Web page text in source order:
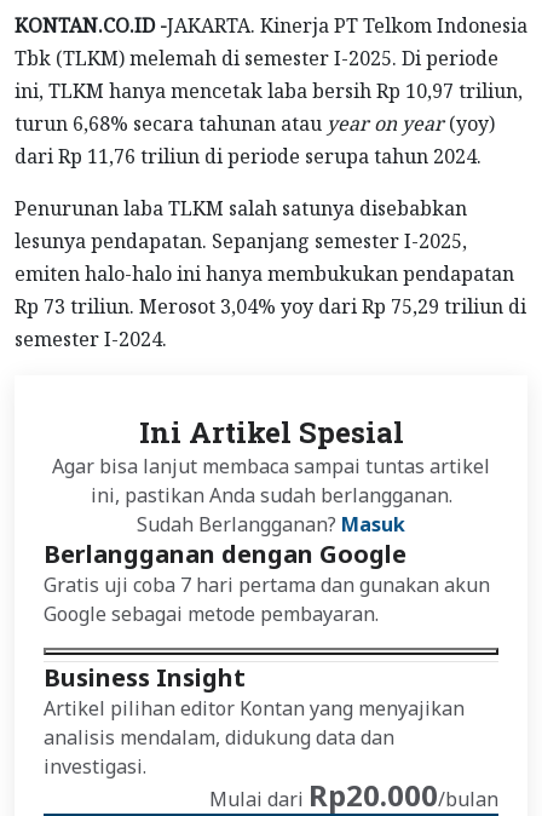
KONTAN.CO.ID -JAKARTA. Kinerja PT Telkom Indonesia
Tbk (TLKM) melemah di semester I-2025. Di periode
ini, TLKM hanya mencetak laba bersih Rp 10,97 triliun,
turun 6,68% secara tahunan atau year on year(yoy)
dari Rp 11,76 triliun di periode serupa tahun 2024.
Penurunan laba TLKM salah satunya disebabkan
lesunya pendapatan. Sepanjang semester I-2025,
emiten halo-halo ini hanya membukukan pendapatan
Rp 73 triliun. Merosot 3,04% yoy dari Rp 75,29 triliun di
semester I-2024.
Ini Artikel Spesial
Agar bisa lanjut membaca sampai tuntas artikel
ini, pastikan Anda sudah berlangganan.
Sudah Berlangganan? Masuk
Berlangganan dengan Google
Gratis uji coba 7 hari pertama dan gunakan akun
Google sebagai metode pembayaran.
Business Insight
Artikel pilihan editor Kontan yang menyajikan
analisis mendalam, didukung data dan
investigasi.
Mulai dari Rp20.000/bulan